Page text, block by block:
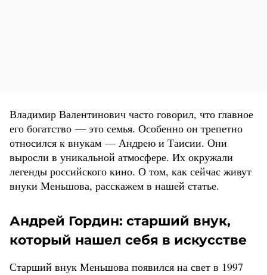
Владимир Валентинович часто говорил, что главное
его богатство — это семья. Особенно он трепетно
относился к внукам — Андрею и Таисии. Они
выросли в уникальной атмосфере. Их окружали
легенды российского кино. О том, как сейчас живут
внуки Меньшова, расскажем в нашей статье.
Андрей Гордин: старший внук,
который нашел себя в искусстве
Старший внук Меньшова появился на свет в 1997